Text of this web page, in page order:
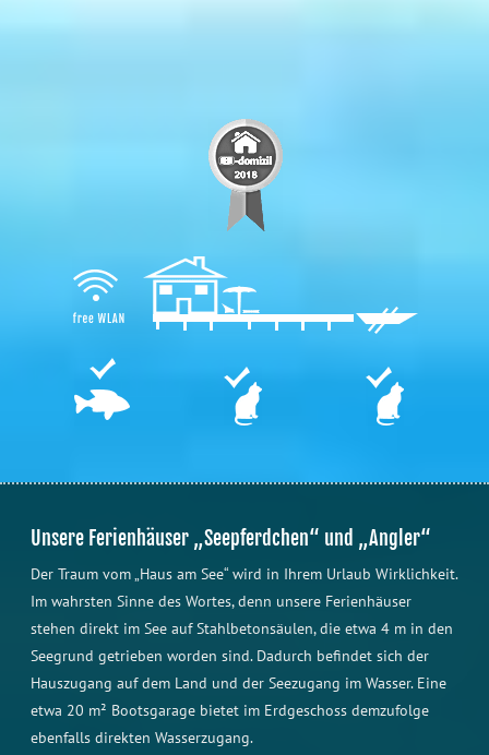
Unsere Ferienhäuser „Seepferdchen“ und „Angler“
Der Traum vom „Haus am See“ wird in Ihrem Urlaub Wirklichkeit.
Im wahrsten Sinne des Wortes, denn unsere Ferienhäuser
stehen direkt im See auf Stahlbetonsäulen, die etwa 4 m in den
Seegrund getrieben worden sind. Dadurch befindet sich der
Hauszugang auf dem Land und der Seezugang im Wasser. Eine
etwa 20 m² Bootsgarage bietet im Erdgeschoss demzufolge
ebenfalls direkten Wasserzugang.